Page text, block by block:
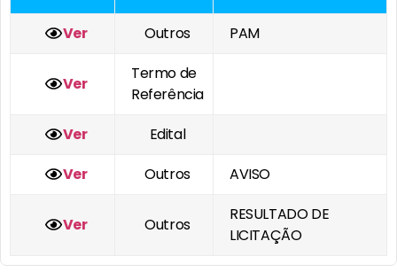
Ver Outros PAM
Ver
Termo de
Referência
Ver
Edital
Ver
Outros AVISO
Ver Outros
RESULTADO DE
LICITAÇÃO